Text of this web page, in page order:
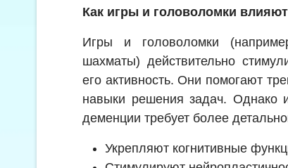
Как игры и головоломки
Игры и головоломки
шахматы) действительно
его активность. Они помогают
навыки решения задач. Однако
деменции требует более
Укрепляют когнитивные